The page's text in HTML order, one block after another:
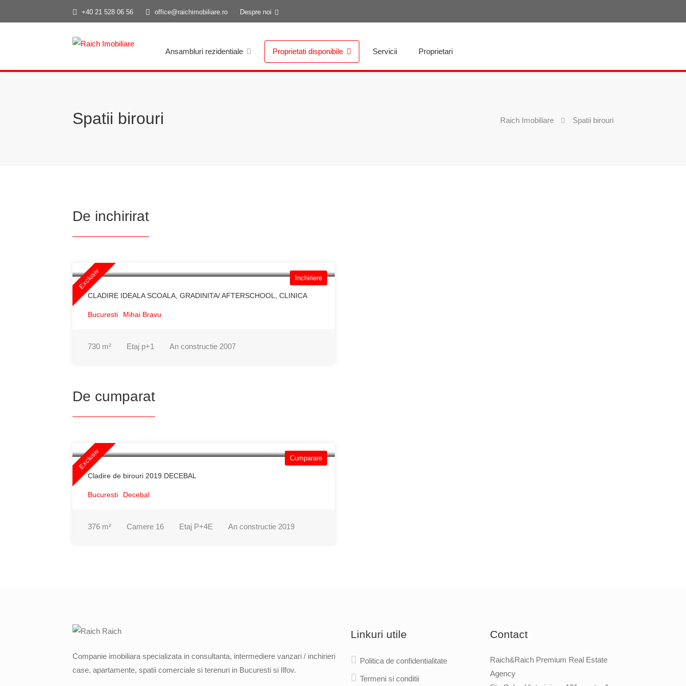
+40 21 528 06 56 office@raichimobiliare.ro Despre noi
Ansambluri rezidentiale Proprietati disponibile Servicii Proprietari
Spatii birouri Raich Imobiliare Spatii birouri
De inchirirat
Exclusiv Inchiriere
CLADIRE IDEALA SCOALA, GRADINITA/ AFTERSCHOOL, CLINICA
Bucuresti Mihai Bravu
730 m² Etaj p+1 An constructie 2007
De cumparat
Exclusiv Cumparare
Cladire de birouri 2019 DECEBAL
Bucuresti Decebal
376 m² Camere 16 Etaj P+4E An constructie 2019
Companie imobiliara specializata in consultanta, intermediere vanzari / inchirieri
case, apartamente, spatii comerciale si terenuri in Bucuresti si Ilfov.
Linkuri utile
Politica de confidentialitate
Termeni si conditii
Contact
Raich&Raich Premium Real Estate
Agency